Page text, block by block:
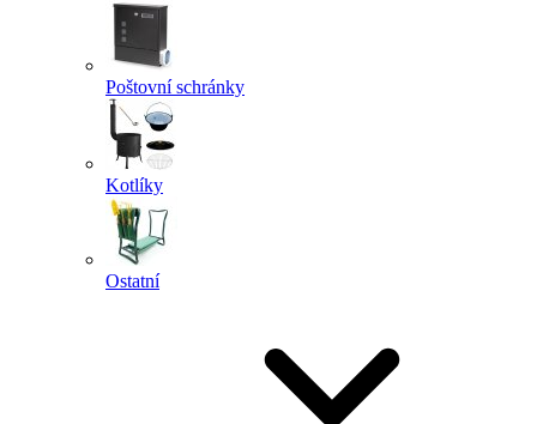
Poštovní schránky
Kotlíky
Ostatní